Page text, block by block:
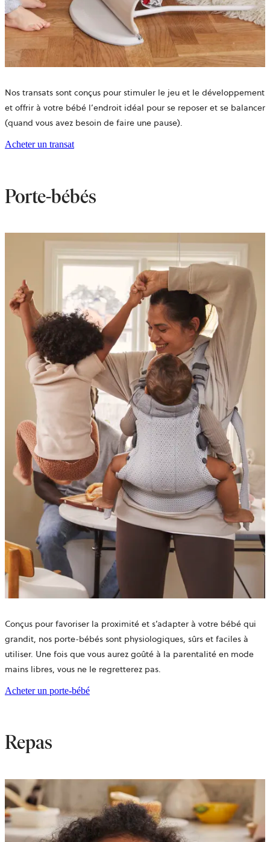
Nos transats sont conçus pour stimuler le jeu et le développement
et offrir à votre bébé l’endroit idéal pour se reposer et se balancer
(quand vous avez besoin de faire une pause).
Acheter un transat
Porte-bébés
Conçus pour favoriser la proximité et s’adapter à votre bébé qui
grandit, nos porte-bébés sont physiologiques, sûrs et faciles à
utiliser. Une fois que vous aurez goûté à la parentalité en mode
mains libres, vous ne le regretterez pas.
Acheter un porte-bébé
Repas